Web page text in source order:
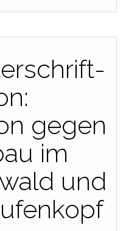
gegen
im
und